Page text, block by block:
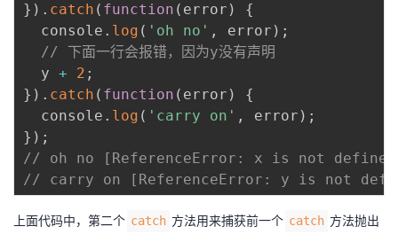
} ) . catch ( function ( error )
{
  console
. log ( 'oh no' , error ) ;
// 下面一行会报错，因为y没有声明
  y
+ 2 ;
} ) . catch ( function ( error )
{
  console
. log ( 'carry on' , error ) ;
} ) ;
// oh no [ReferenceError: x is not
// carry on [ReferenceError: y is not
上面代码中，第二个 catch 方法用来捕获前一个 catch 方法抛出